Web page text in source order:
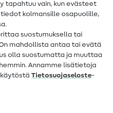
tapahtuu vain, kun evästeet
kolmansille osapuolille,
suostumuksella tai
mahdollista antaa tai evätä
olla suostumatta ja muuttaa
Annamme lisätietoja
Tietosuojaseloste-